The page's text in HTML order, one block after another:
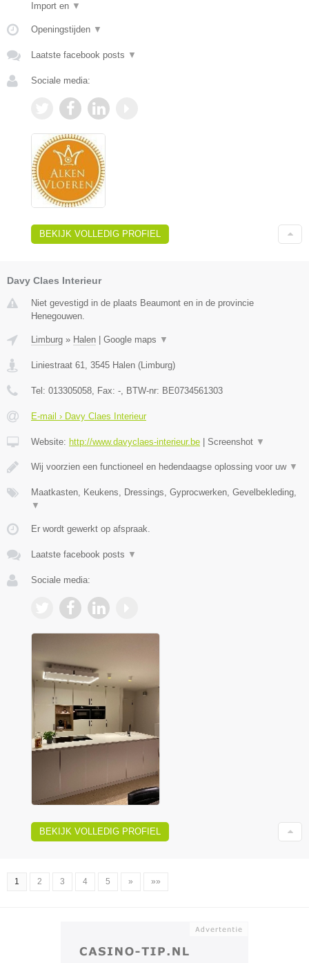
Import en ▼
Openingstijden ▼
Laatste facebook posts ▼
Sociale media:
BEKIJK VOLLEDIG PROFIEL
Davy Claes Interieur
Niet gevestigd in de plaats Beaumont en in de provincie
Henegouwen.
Limburg » Halen Google maps ▼
Liniestraat 61, 3545 Halen (Limburg)
Tel: 013305058, Fax: -, BTW-nr: BE0734561303
E-mail › Davy Claes Interieur
Website: http://www.davyclaes-interieur.be Screenshot ▼
Wij voorzien een functioneel en hedendaagse oplossing voor uw ▼
Maatkasten, Keukens, Dressings, Gyprocwerken, Gevelbekleding,
▼
Er wordt gewerkt op afspraak.
Laatste facebook posts ▼
Sociale media:
BEKIJK VOLLEDIG PROFIEL
1 2 3 4 5 » »»